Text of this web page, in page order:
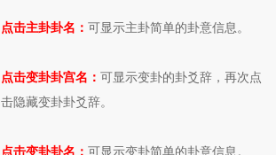
点击主卦卦名： 可显示主卦简单的卦意信息。
点击变卦卦宫名： 可显示变卦的卦爻辞，再次点
击隐藏变卦卦爻辞。
点击变卦卦名： 可显示变卦简单的卦意信息。